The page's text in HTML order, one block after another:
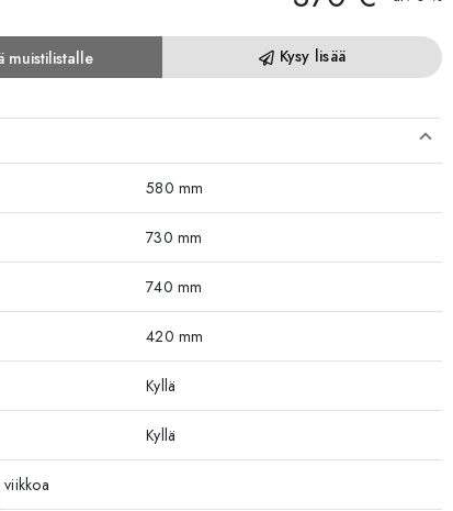
muistilistalle Kysy lisää
580 mm
730 mm
740 mm
420 mm
Kyllä
Kyllä